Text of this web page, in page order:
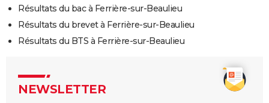
Résultats du bac à Ferrière-sur-Beaulieu
Résultats du brevet à Ferrière-sur-Beaulieu
Résultats du BTS à Ferrière-sur-Beaulieu
NEWSLETTER